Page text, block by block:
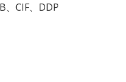
、CIF、DDP